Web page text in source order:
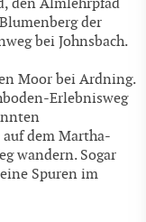
den Almlehrpfad
der
bei Johnsbach.
Moor bei Ardning.
Erlebnisweg
dem Martha-
wandern. Sogar
Spuren im